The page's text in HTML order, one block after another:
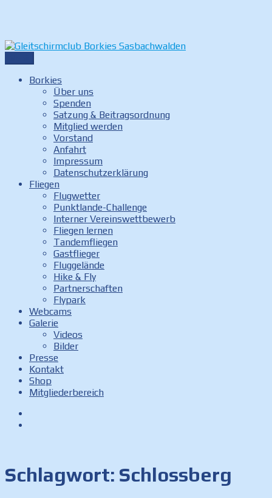
Inhalt
Gleitschirmclub Borkies Sasbachwalden
Internetauftritt des Gleitschirmclubs Borkies in
Sasbachwalden
Borkies
Über uns
Spenden
Satzung & Beitragsordnung
Mitglied werden
Vorstand
Anfahrt
Impressum
Datenschutzerklärung
Fliegen
Flugwetter
Punktlande-Challenge
Interner Vereinswettbewerb
Fliegen lernen
Tandemfliegen
Gastflieger
Fluggelände
Hike & Fly
Partnerschaften
Flypark
Webcams
Galerie
Videos
Bilder
Presse
Kontakt
Shop
Mitgliederbereich
Schlagwort: Schlossberg